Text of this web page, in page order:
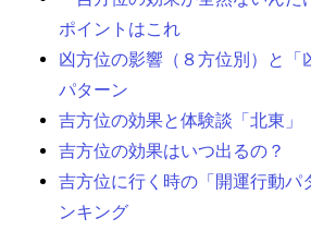
ポイントはこれ
凶方位の影響（８方位別）と「
パターン
吉方位の効果と体験談「北東」
吉方位の効果はいつ出るの？
吉方位に行く時の「開運行動パ
ンキング